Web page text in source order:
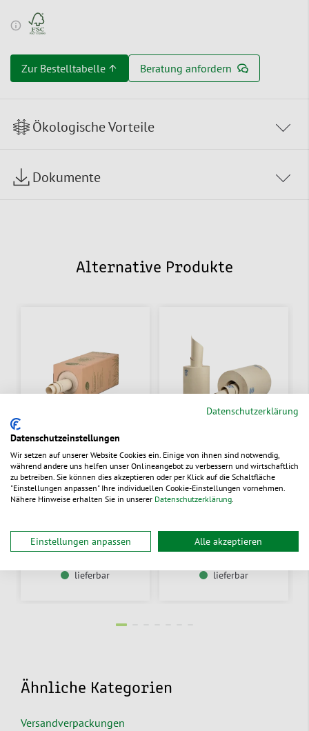
Zur Bestelltabelle ↑ Beratung anfordern
Ökologische Vorteile
Dokumente
Alternative Produkte
GRAS-PAC Stopfpapier
im Spenderkarton
ab 33,40 € / Krt.
lieferbar
SpeedMan®
Papierrollen
ab 32,90 € / Rl.
lieferbar
Ähnliche Kategorien
Versandverpackungen
Datenschutzerklärung
Datenschutzeinstellungen
Wir setzen auf unserer Website Cookies ein. Einige von ihnen sind notwendig,
während andere uns helfen unser Onlineangebot zu verbessern und wirtschaftlich
zu betreiben. Sie können dies akzeptieren oder per Klick auf die Schaltfläche
"Einstellungen anpassen" Ihre individuellen Cookie-Einstellungen vornehmen.
Nähere Hinweise erhalten Sie in unserer Datenschutzerklärung.
Einstellungen anpassen Alle akzeptieren